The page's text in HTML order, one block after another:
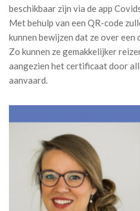
beschikbaar zijn via de app
Met behulp van een QR-code
kunnen bewijzen dat ze over
Zo kunnen ze gemakkelijker
aangezien het certificaat door
aanvaard.